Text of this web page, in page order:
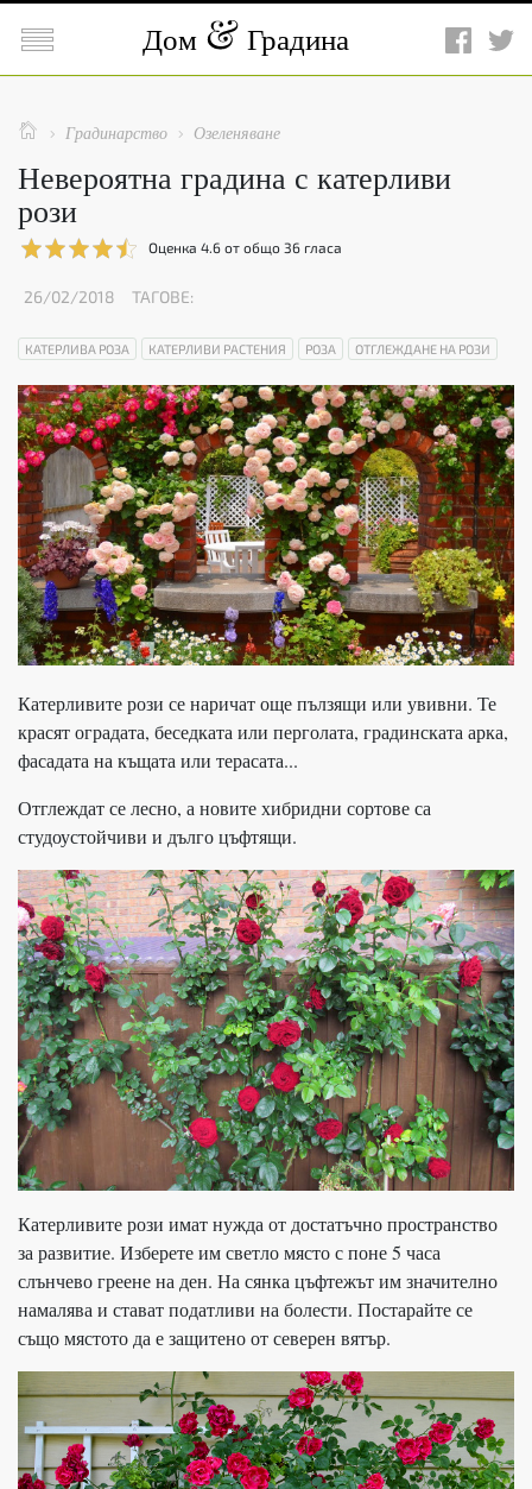
 Дом Градина
  Градинарство  Озеленяване
Невероятна градина с катерливи
рози
Оценка 4.6 от общо 36 гласа
26/02/2018 ТАГОВЕ:
КАТЕРЛИВА РОЗА КАТЕРЛИВИ РАСТЕНИЯ РОЗА ОТГЛЕЖДАНЕ НА РОЗИ
Катерливите рози се наричат още пълзящи или увивни. Те
красят оградата, беседката или перголата, градинската арка,
фасадата на къщата или терасата...
Отглеждат се лесно, а новите хибридни сортове са
студоустойчиви и дълго цъфтящи.
Катерливите рози имат нужда от достатъчно пространство
за развитие. Изберете им светло място с поне 5 часа
слънчево греене на ден. На сянка цъфтежът им значително
намалява и стават податливи на болести. Постарайте се
също мястото да е защитено от северен вятър.